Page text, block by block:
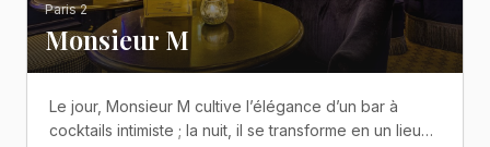
Paris 2
Monsieur M
Le jour, Monsieur M cultive l’élégance d’un bar à
cocktails intimiste ; la nuit, il se transforme en un lieu